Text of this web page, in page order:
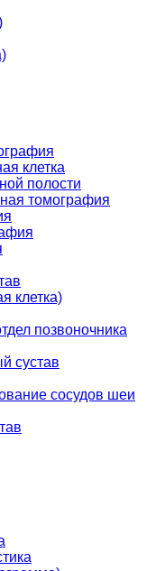
клетка
полости
томография
клетка)
позвоночника
сустав
сосудов шеи